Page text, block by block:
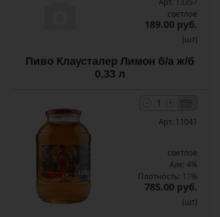
светлое
189.00 руб.
(шт)
Пиво Клаусталер Лимон б/а ж/б
0,33 л
Арт. 11041
светлое
Алк: 4%
Плотность: 11%
785.00 руб.
(шт)